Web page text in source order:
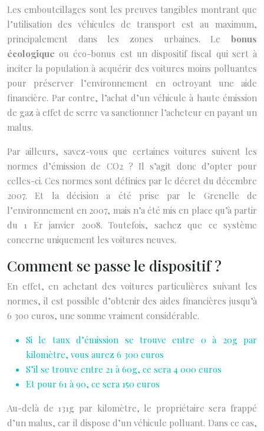
Les embouteillages sont les preuves tangibles montrant que
l’utilisation des véhicules de transport est au maximum,
principalement dans les zones urbaines. Le bonus
écologique ou éco-bonus est un dispositif fiscal qui sert à
inciter la population à acquérir des voitures moins polluantes
pour préserver l’environnement en octroyant une aide
financière. Par contre, l’achat d’un véhicule à haute émission
de gaz à effet de serre va sanctionner l’acheteur en payant un
malus.
Par ailleurs, savez-vous que certaines voitures suivent les
normes d’émission de CO2 ? Il s’agit donc d’opter pour
celles-ci. Ces normes sont définies par le décret du décembre
2007. Et la décision a été prise par le Grenelle de
l’environnement en 2007, mais n’a été mis en place qu’à partir
du 1 Er janvier 2008. Toutefois, sachez que ce système
concerne uniquement les voitures neuves.
Comment se passe le dispositif ?
En effet, en achetant des voitures particulières suivant les
normes, il est possible d’obtenir des aides financières jusqu’à
6 300 euros, une somme vraiment considérable.
Si le taux d’émission se trouve entre 0 à 20g par
kilomètre, vous aurez 6 300 euros
S’il se trouve entre 21 à 60g, ce sera 4 000 euros
Et pour 61 à 90, ce sera 150 euros
Au-delà de 131g par kilomètre, le propriétaire sera frappé
d’un malus, car il dispose d’un véhicule polluant. Dans ce cas,